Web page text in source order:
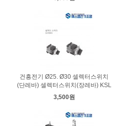
건흥전기 Ø25. Ø30 셀렉터스위치
(단레바) 셀렉터스위치(장레바) KSL
3,500원